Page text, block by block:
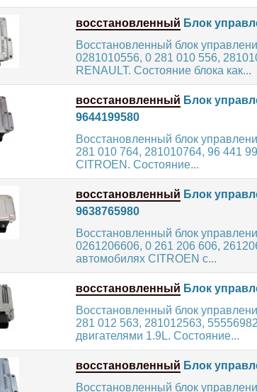
восстановленный Блок
Восстановленный блок
0281010556, 0 281 010 556,
RENAULT. Состояние блока как...
восстановленный Блок
9644199580
Восстановленный блок
281 010 764, 281010764, 96 441
CITROEN. Состояние...
восстановленный Блок
9638765980
Восстановленный блок
0261206606, 0 261 206 606,
автомобилях CITROEN с...
восстановленный Блок
Восстановленный блок
281 012 563, 281012563,
двигателями 1.9L. Состояние...
восстановленный Блок
Восстановленный блок